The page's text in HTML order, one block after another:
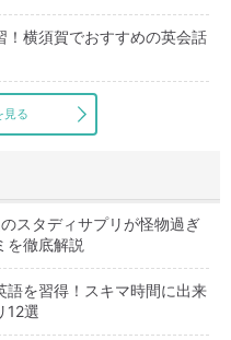
！横須賀でおすすめの英会話
見る
スタディサプリが怪物過ぎ
を徹底解説
語を習得！スキマ時間に出来
12選